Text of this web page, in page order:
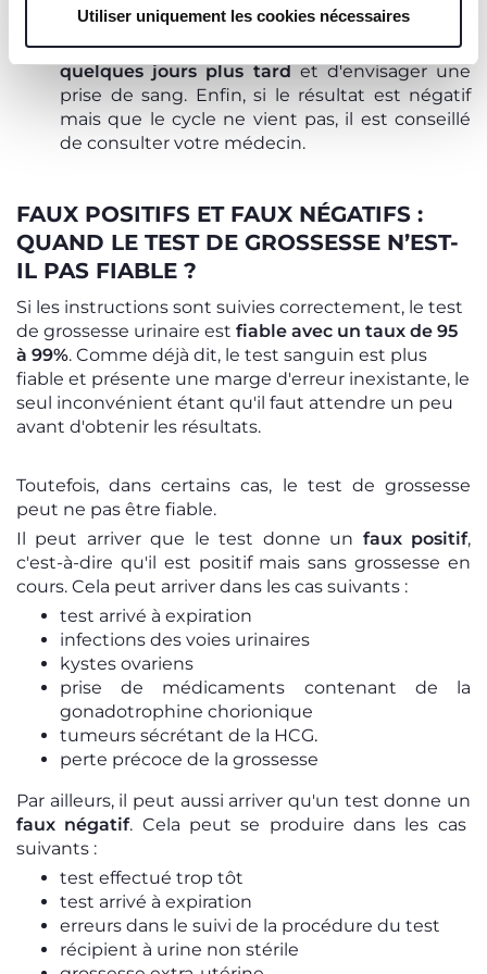
Utiliser uniquement les cookies nécessaires
même intensité.Dans ce cas, il est conseillé
de renouveler le test une seconde fois
quelques jours plus tardet d'envisager une
prise de sang. Enfin, si le résultat est négatif
mais que le cycle ne vient pas, il est conseillé
de consulter votre médecin.
FAUX POSITIFS ET FAUX NÉGATIFS :
QUAND LE TEST DE GROSSESSE N’EST-
IL PAS FIABLE ?
Si les instructions sont suivies correctement, le test
de grossesse urinaire est fiable avec un taux de 95
à 99%. Comme déjà dit, le test sanguin est plus
fiable et présente une marge d'erreur inexistante, le
seul inconvénient étant qu'il faut attendre un peu
avant d'obtenir les résultats.
Toutefois, dans certains cas, le test de grossesse
peut ne pas être fiable.
Il peut arriver que le test donne un faux positif,
c'est-à-dire qu'il est positif mais sans grossesse en
cours. Cela peut arriver dans les cas suivants :
test arrivé à expiration
infections des voies urinaires
kystes ovariens
prise de médicaments contenant de la
gonadotrophine chorionique
tumeurs sécrétant de la HCG.
perte précoce de la grossesse
Par ailleurs, il peut aussi arriver qu'un test donne un
faux négatif. Cela peut se produire dans les cas
suivants :
test effectué trop tôt
test arrivé à expiration
erreurs dans le suivi de la procédure du test
récipient à urine non stérile